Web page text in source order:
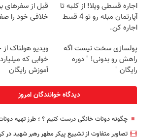
اجاره‌ قسطی ویلا! از کلبه تا
آپارتمان مبله رو تو 4 قسط
اجاره کن.
قبل از سفرهای
خلافی خود را
پولسازی سخت نیست اگه
راهش رو بدونی! " دوره
رایگان "
ویدیو هولناک
خوابی که
آموزش رایگان
دیدگاه خوانندگان امروز
چگونه دونات خانگی درست کنیم ؟ ؛ طرز تهیه
تصاویر متفاوت از تشییع پیکر مطهر رهبر شهید در